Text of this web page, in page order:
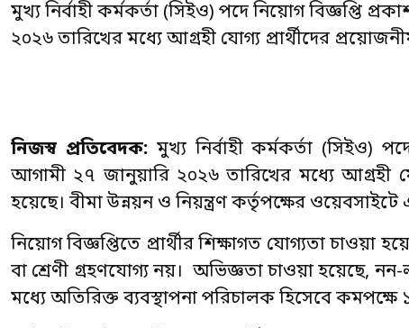
মুখ্য নির্বাহী কর্মকর্তা (সিইও) পদে নিয়োগ বিজ্ঞপ্তি
২০২৬ তারিখের মধ্যে আগ্রহী যোগ্য প্রার্থীদের
নিজস্ব প্রতিবেদক:মুখ্য নির্বাহী কর্মকর্তা (সিইও)
আগামী ২৭ জানুয়ারি ২০২৬ তারিখের মধ্যে আগ্রহী
হয়েছে। বীমা উন্নয়ন ও নিয়ন্ত্রণ কর্তৃপক্ষের ওয়েবসাইটে
নিয়োগ বিজ্ঞপ্তিতে প্রার্থীর শিক্ষাগত যোগ্যতা চাওয়া
বা শ্রেণী গ্রহণযোগ্য নয়। অভিজ্ঞতা চাওয়া হয়েছে,
মধ্যে অতিরিক্ত ব্যবস্থাপনা পরিচালক হিসেবে